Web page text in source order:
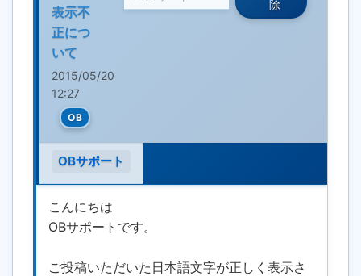
表示不
正につ
いて
2015/05/20
12:27
OB
除
OBサポート
こんにちは
OBサポートです。
ご投稿いただいた日本語文字が正しく表示さ